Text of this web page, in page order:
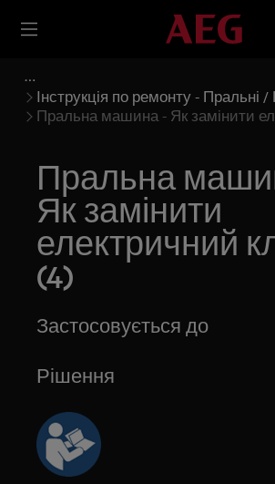
Інструкція по ремонту - Пральні /
машини
Пральна машина - Як замінити
Пральна
Як замінити
електричний
(4)
Застосовується до
Рішення